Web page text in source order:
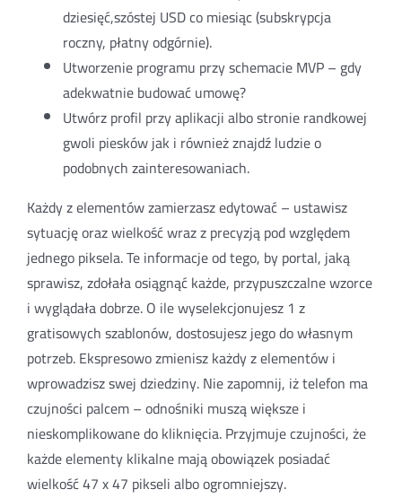
dziesięć,szóstej USD co miesiąc (subskrypcja
roczny, płatny odgórnie).
Utworzenie programu przy schemacie MVP – gdy
adekwatnie budować umowę?
Utwórz profil przy aplikacji albo stronie randkowej
gwoli piesków jak i również znajdź ludzie o
podobnych zainteresowaniach.
Każdy z elementów zamierzasz edytować – ustawisz
sytuację oraz wielkość wraz z precyzją pod względem
jednego piksela. Te informacje od tego, by portal, jaką
sprawisz, zdołała osiągnąć każde, przypuszczalne wzorce
i wyglądała dobrze. O ile wyselekcjonujesz 1 z
gratisowych szablonów, dostosujesz jego do własnym
potrzeb. Ekspresowo zmienisz każdy z elementów i
wprowadzisz swej dziedziny. Nie zapomnij, iż telefon ma
czujności palcem – odnośniki muszą większe i
nieskomplikowane do kliknięcia. Przyjmuje czujności, że
każde elementy klikalne mają obowiązek posiadać
wielkość 47 x 47 pikseli albo ogromniejszy.